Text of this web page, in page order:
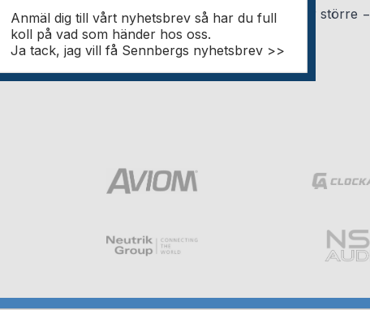
optiska ljusstrålen så att den blir många gånger större −
Anmäl dig till vårt nyhetsbrev så har du full
koll på vad som händer hos oss.
Ja tack, jag vill få Sennbergs nyhetsbrev >>